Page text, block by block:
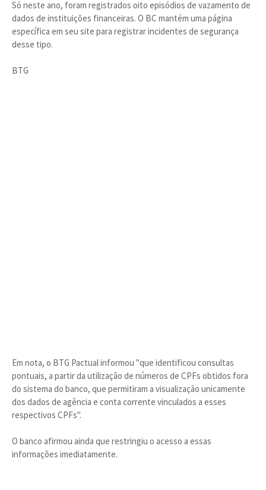
Só neste ano, foram registrados oito episódios de vazamento de
dados de instituições financeiras. O BC mantém uma página
específica em seu site para registrar incidentes de segurança
desse tipo.
BTG
Em nota, o BTG Pactual informou "que identificou consultas
pontuais, a partir da utilização de números de CPFs obtidos fora
do sistema do banco, que permitiram a visualização unicamente
dos dados de agência e conta corrente vinculados a esses
respectivos CPFs".
O banco afirmou ainda que restringiu o acesso a essas
informações imediatamente.